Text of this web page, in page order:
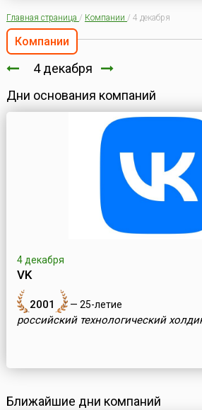
Главная страница / Компании / 4 декабря
Компании
4 декабря
Дни основания компаний
4 декабря
VK
2001 — 25-летие
российский технологический
Ближайшие дни компаний